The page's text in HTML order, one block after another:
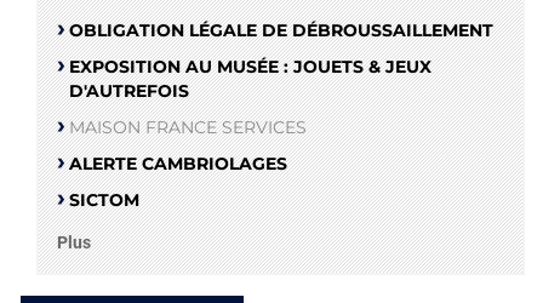
OBLIGATION LÉGALE DE DÉBROUSSAILLEMENT
EXPOSITION AU MUSÉE : JOUETS & JEUX
D'AUTREFOIS
MAISON FRANCE SERVICES
ALERTE CAMBRIOLAGES
SICTOM
Plus